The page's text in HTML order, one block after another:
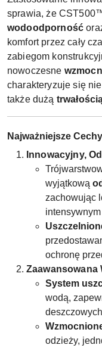
sprawia, że
wodoodporność
komfort przez cały
zabiegom
nowoczesne
charakteryzuje się
także dużą
Najważniejsze
Innowacyjny,
wyjątkową
zachowując
ochronę
System
wodą,
odzieży,